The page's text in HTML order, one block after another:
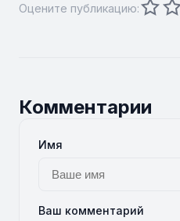
Оцените публикацию:
Комментарии
Имя
Ваш комментарий